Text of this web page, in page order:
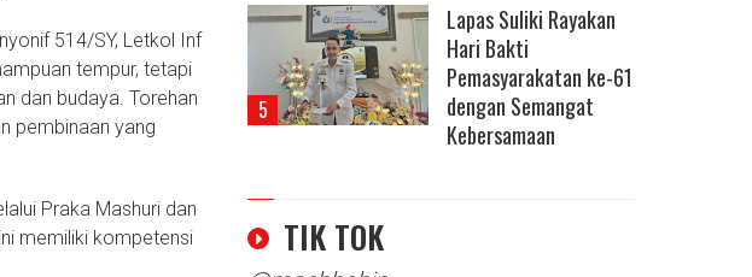
514/SY, Letkol Inf
tempur, tetapi
dan budaya. Torehan
pembinaan yang
Praka Mashuri dan
memiliki kompetensi
Lapas Suliki Rayakan
Hari Bakti
Pemasyarakatan ke-61
dengan Semangat
Kebersamaan
TIK TOK